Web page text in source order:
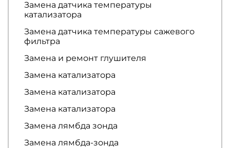
Замена датчика температуры
катализатора
Замена датчика температуры сажевого
фильтра
Замена и ремонт глушителя
Замена катализатора
Замена катализатора
Замена катализатора
Замена лямбда зонда
Замена лямбда-зонда